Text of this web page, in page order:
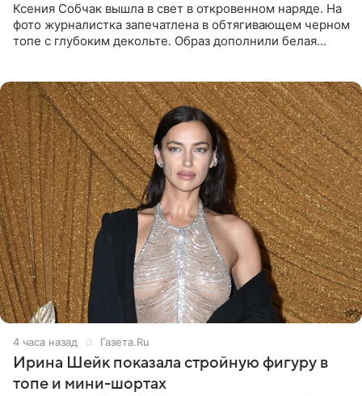
Ксения Собчак вышла в свет в откровенном наряде. На
фото журналистка запечатлена в обтягивающем черном
топе с глубоким декольте. Образ дополнили белая
4 часа назад Газета.Ru
Ирина Шейк показала стройную фигуру в
топе и мини-шортах